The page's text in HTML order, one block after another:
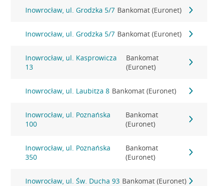
Inowrocław, ul. Grodzka 5/7 Bankomat (Euronet)
Inowrocław, ul. Grodzka 5/7 Bankomat (Euronet)
Inowrocław, ul. Kasprowicza
13
Bankomat
(Euronet)
Inowrocław, ul. Laubitza 8 Bankomat (Euronet)
Inowrocław, ul. Poznańska
100
Bankomat
(Euronet)
Inowrocław, ul. Poznańska
350
Bankomat
(Euronet)
Inowrocław, ul. Św. Ducha 93 Bankomat (Euronet)